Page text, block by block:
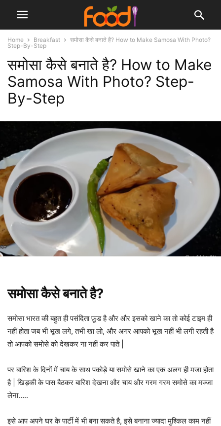
Home Breakfast
समोसा कैसे बनाते है? How to Make Samosa With Photo?
Step-By-Step
समोसा कैसे बनाते है? How to Make
Samosa With Photo? Step-
By-Step
समोसा कैसे बनाते है?
समोसा भारत की बहुत ही पसंदिता फ़ूड है और और इसको खाने का तो कोई टाइम ही
नहीं होता जब भी भूख लगे, तभी खा लो, और अगर आपको भूख नहीं भी लगी रहती है
तो आपको समोसे को देखकर ना नहीं कर पाते |
पर बारिश के दिनों में चाय के साथ पकोड़े या समोसे खाने का एक अलग ही मजा होता
है | खिड़की के पास बैठकर बारिश देखना और चाय और गरम गरम समोसे का मज्जा
लेना…..
इसे आप अपने घर के पार्टी में भी बना सकते है, इसे बनाना ज्यादा मुश्किल काम नहीं